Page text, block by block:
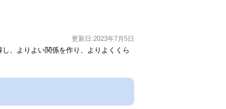
更新日:2023年7月5日
、よりよい関係を作り、よりよくくら